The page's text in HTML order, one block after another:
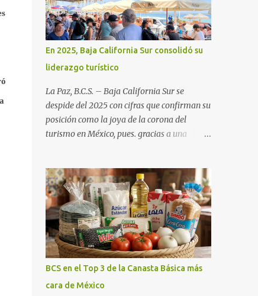
En 2025, Baja California Sur consolidó su
liderazgo turístico
La Paz, B.C.S. – Baja California Sur se
despide del 2025 con cifras que confirman su
posición como la joya de la corona del
turismo en México, pues. gracias a una
fideicomisos de promoción, la entidad
proyecta un cierre de año marcado por una
ocupación hotelera robusta, una
conectividad aérea en ascenso y una
derrama económica sin precedentes. Las
proyecciones para este periodo vacacional
son optimistas, con un promedio estatal que
supera el 70% . Sin embargo, la sorpresa del
año la ha dado el norte del estado. Comondú
BCS en el Top 3 de la Canasta Básica más
cara de México